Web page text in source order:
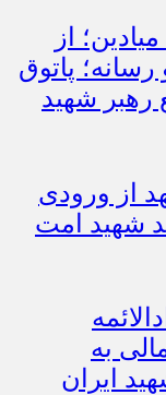
از
پاتوق
رهبر شهید
از ورودی
شهید امت
به
ایران